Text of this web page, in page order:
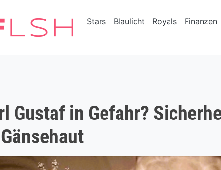
Stars Blaulicht Royals Finanzen
Gustaf in Gefahr?